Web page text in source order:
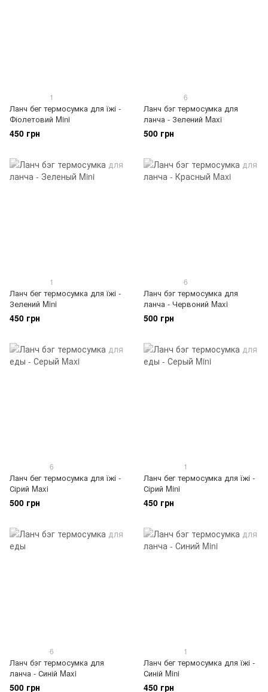
1
Ланч бег термосумка для їжі -
Фіолетовий Mini
450 грн
6
Ланч бэг термосумка для
ланча - Зелений Maxi
500 грн
1
Ланч бег термосумка для їжі -
Зелений Mini
450 грн
6
Ланч бэг термосумка для
ланча - Червоний Maxi
500 грн
6
Ланч бег термосумка для їжі -
Сірий Maxi
500 грн
1
Ланч бег термосумка для їжі -
Сірий Mini
450 грн
6
Ланч бэг термосумка для
ланча - Синій Maxi
500 грн
1
Ланч бег термосумка для їжі -
Синій Mini
450 грн